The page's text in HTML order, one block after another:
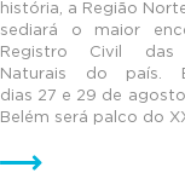
história, a Região
sediará o maior
Registro Civil das
Naturais do país.
dias 27 e 29 de
Belém será palco do